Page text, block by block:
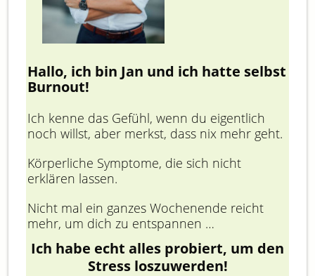
Hallo, ich bin Jan und ich hatte selbst
Burnout!
Ich kenne das Gefühl, wenn du eigentlich
noch willst, aber merkst, dass nix mehr geht.
Körperliche Symptome, die sich nicht
erklären lassen.
Nicht mal ein ganzes Wochenende reicht
mehr, um dich zu entspannen …
Ich habe echt alles probiert, um den
Stress loszuwerden !